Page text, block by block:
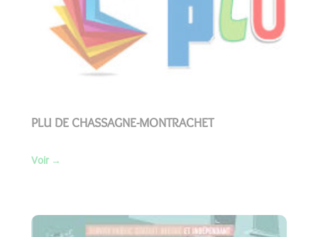
PLU DE CHASSAGNE-MONTRACHET
Voir →